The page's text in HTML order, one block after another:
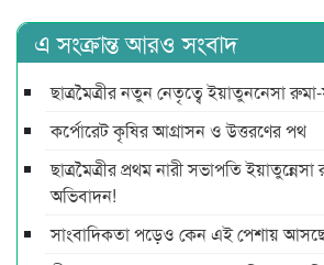
এ সংক্রান্ত আরও সংবাদ
ছাত্রমৈত্রীর নতুন নেতৃত্বে ইয়াতুননেসা
কর্পোরেট কৃষির আগ্রাসন ও উত্তরণের পথ
ছাত্রমৈত্রীর প্রথম নারী সভাপ‌তি
অ‌ভিবাদন!
সাংবাদিকতা পড়েও কেন এই পেশায়